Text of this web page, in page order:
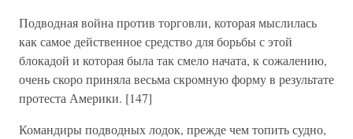
Подводная война против торговли, которая мыслилась
как самое действенное средство для борьбы с этой
блокадой и которая была так смело начата, к сожалению,
очень скоро приняла весьма скромную форму в результате
протеста Америки. [147]
Командиры подводных лодок, прежде чем топить судно,